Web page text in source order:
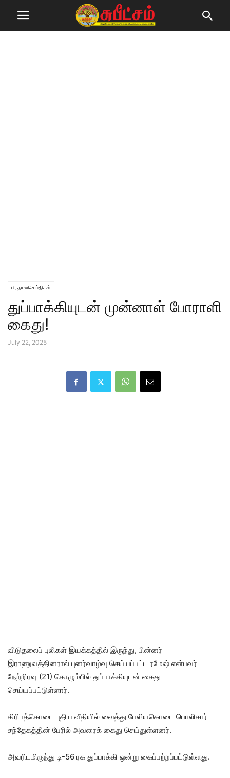
பிரதானசெய்திகள்
துப்பாக்கியுடன் முன்னாள் போராளி
கைது!
July 22, 2025
விடுதலைப் புலிகள் இயக்கத்தில் இருந்து, பின்னர்
இராணுவத்தினரால் புனர்வாழ்வு செய்யப்பட்ட ரமேஷ் என்பவர்
நேற்றிரவு (21) கொழும்பில் துப்பாக்கியுடன் கைது
செய்யப்பட்டுள்ளார்.
கிரிபத்கொடை புதிய வீதியில் வைத்து பேலியகொடை பொலிசார்
சந்தேகத்தின் பேரில் அவரைக் கைது செய்துள்ளனர்.
அவரிடமிருந்து டி-56 ரக துப்பாக்கி ஒன்று கைப்பற்றப்பட்டுள்ளது.